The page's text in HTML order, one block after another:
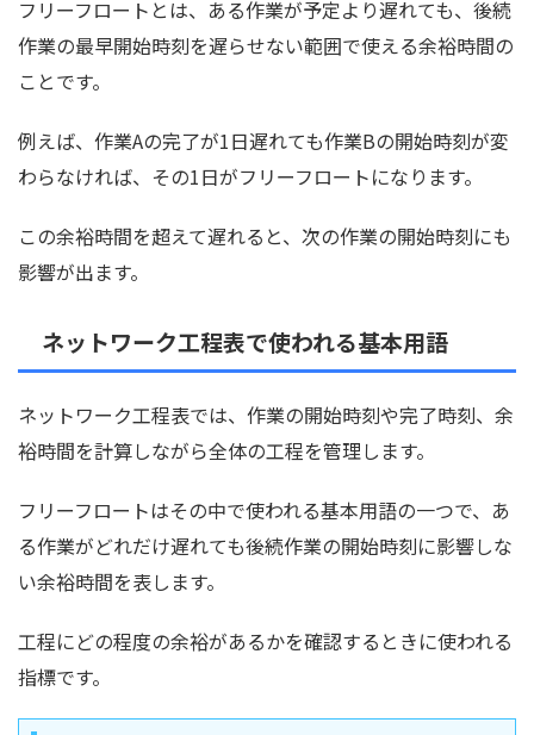
フリーフロートとは、ある作業が予定より遅れても、後続
作業の最早開始時刻を遅らせない範囲で使える余裕時間の
ことです。
例えば、作業Aの完了が1日遅れても作業Bの開始時刻が変
わらなければ、その1日がフリーフロートになります。
この余裕時間を超えて遅れると、次の作業の開始時刻にも
影響が出ます。
ネットワーク工程表で使われる基本用語
ネットワーク工程表では、作業の開始時刻や完了時刻、余
裕時間を計算しながら全体の工程を管理します。
フリーフロートはその中で使われる基本用語の一つで、あ
る作業がどれだけ遅れても後続作業の開始時刻に影響しな
い余裕時間を表します。
工程にどの程度の余裕があるかを確認するときに使われる
指標です。